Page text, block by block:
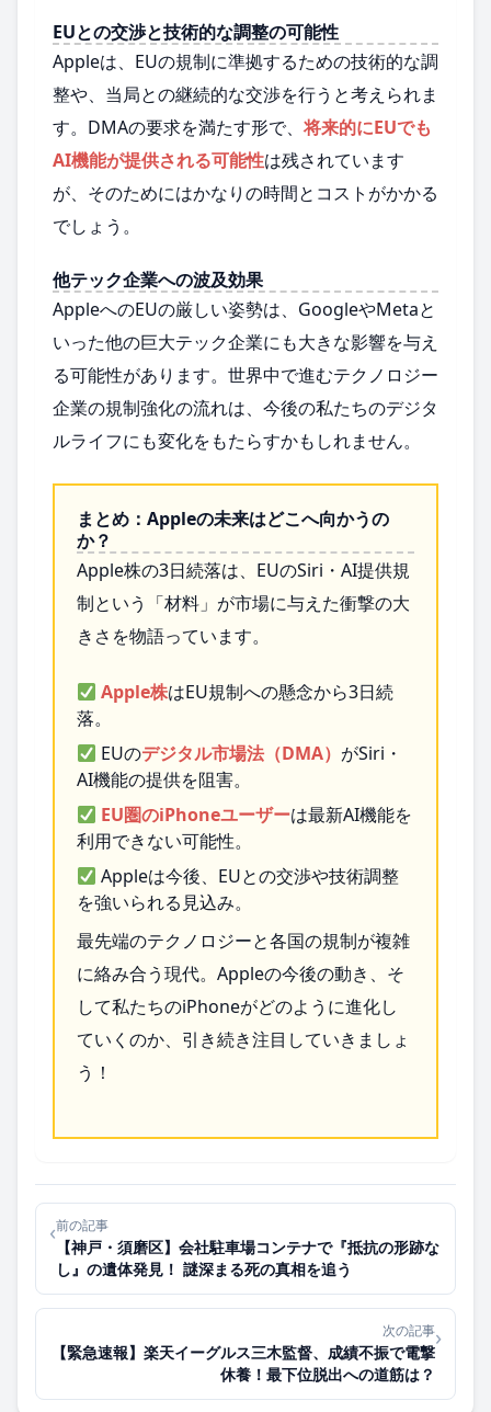
EUとの交渉と技術的な調整の可能性
Appleは、EUの規制に準拠するための技術的な調
整や、当局との継続的な交渉を行うと考えられま
す。DMAの要求を満たす形で、将来的にEUでも
AI機能が提供される可能性は残されています
が、そのためにはかなりの時間とコストがかかる
でしょう。
他テック企業への波及効果
AppleへのEUの厳しい姿勢は、GoogleやMetaと
いった他の巨大テック企業にも大きな影響を与え
る可能性があります。世界中で進むテクノロジー
企業の規制強化の流れは、今後の私たちのデジタ
ルライフにも変化をもたらすかもしれません。
まとめ：Appleの未来はどこへ向かうの
か？
Apple株の3日続落は、EUのSiri・AI提供規
制という「材料」が市場に与えた衝撃の大
きさを物語っています。
Apple株はEU規制への懸念から3日続
落。
EUのデジタル市場法（DMA） がSiri・
AI機能の提供を阻害。
EU圏のiPhoneユーザーは最新AI機能を
利用できない可能性。
Appleは今後、EUとの交渉や技術調整
を強いられる見込み。
最先端のテクノロジーと各国の規制が複雑
に絡み合う現代。Appleの今後の動き、そ
して私たちのiPhoneがどのように進化し
ていくのか、引き続き注目していきましょ
う！
‹前の記事
【神戸・須磨区】会社駐車場コンテナで『抵抗の形跡な
し』の遺体発見！ 謎深まる死の真相を追う
次の記事
【緊急速報】楽天イーグルス三木監督、成績不振で電撃
休養！最下位脱出への道筋は？
›